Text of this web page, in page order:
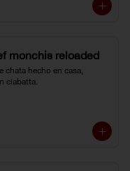
monchis reloaded
chata hecho en casa,
ciabatta.